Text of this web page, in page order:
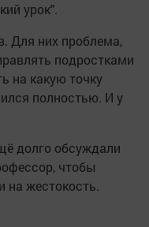
урок".
Для них проблема,
подростками
на какую точку
полностью. И у
долго обсуждали
чтобы
на жестокость.